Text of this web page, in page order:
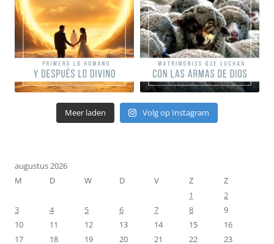
Meer laden Volg op Instagram
augustus 2026
M
D W D V Z
Z
1
2
3
4 5 6 7 8
9
10
11 12 13 14 15
16
17
18 19 20 21 22 23